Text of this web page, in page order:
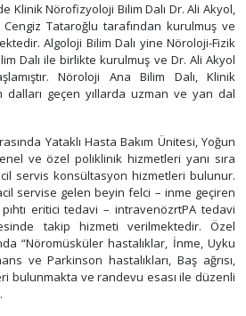
Klinik Nörofizyoloji Bilim Dalı Dr. Ali Akyol,
Cengiz Tataroğlu tarafından kurulmuş ve
Algoloji Bilim Dalı yine Nöroloji-Fizik
Dalı ile birlikte kurulmuş ve Dr. Ali Akyol
Nöroloji Ana Bilim Dalı, Klinik
dalları geçen yıllarda uzman ve yan dal
Yataklı Hasta Bakım Ünitesi, Yoğun
ve özel poliklinik hizmetleri yanı sıra
servis konsültasyon hizmetleri bulunur.
servise gelen beyin felci – inme geçiren
eritici tedavi – intravenözrtPA tedavi
takip hizmeti verilmektedir. Özel
“Nöromüsküler hastalıklar, İnme, Uyku
ve Parkinson hastalıkları, Baş ağrısı,
bulunmakta ve randevu esası ile düzenli